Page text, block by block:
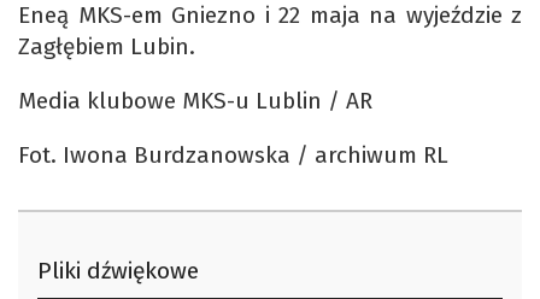
Eneą MKS-em Gniezno i 22 maja na wyjeździe z
Zagłębiem Lubin.
Media klubowe MKS-u Lublin / AR
Fot. Iwona Burdzanowska / archiwum RL
Pliki dźwiękowe